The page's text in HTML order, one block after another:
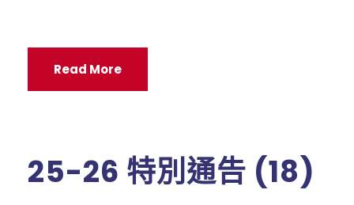
Read More
25-26 特別通告 (18)